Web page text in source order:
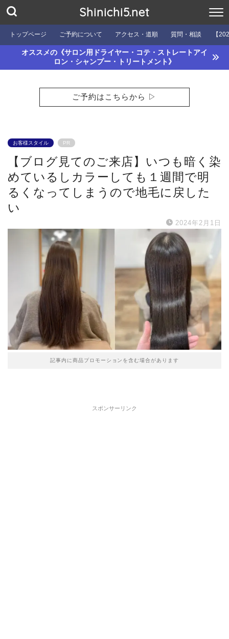
Shinichi5.net
トップページ ご予約について アクセス・道順 質問・相談 【
オススメの《サロン用ドライヤー・コテ・ストレートアイ
ロン・シャンプー・トリートメント》
ご予約はこちらから ▷
お客様スタイル PR
【ブログ見てのご来店】いつも暗く染
めているしカラーしても１週間で明
るくなってしまうので地毛に戻した
い
2024年2月1日
記事内に商品プロモーションを含む場合があります
スポンサーリンク